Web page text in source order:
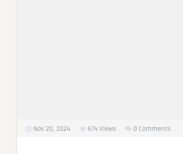
Nov 20, 2024 674 Views 0 Comments